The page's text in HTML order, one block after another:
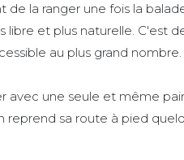
de la ranger une fois la
libre et plus naturelle. C'est
au plus grand nombre.
avec une seule et même
reprend sa route à pied